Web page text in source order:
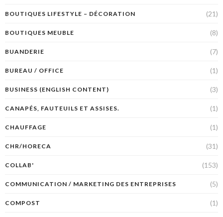
BOUTIQUES LIFESTYLE – DÉCORATION (21)
BOUTIQUES MEUBLE (8)
BUANDERIE (7)
BUREAU / OFFICE (1)
BUSINESS (ENGLISH CONTENT) (3)
CANAPÉS, FAUTEUILS ET ASSISES. (1)
CHAUFFAGE (1)
CHR/HORECA (31)
COLLAB' (153)
COMMUNICATION / MARKETING DES ENTREPRISES (5)
COMPOST (1)